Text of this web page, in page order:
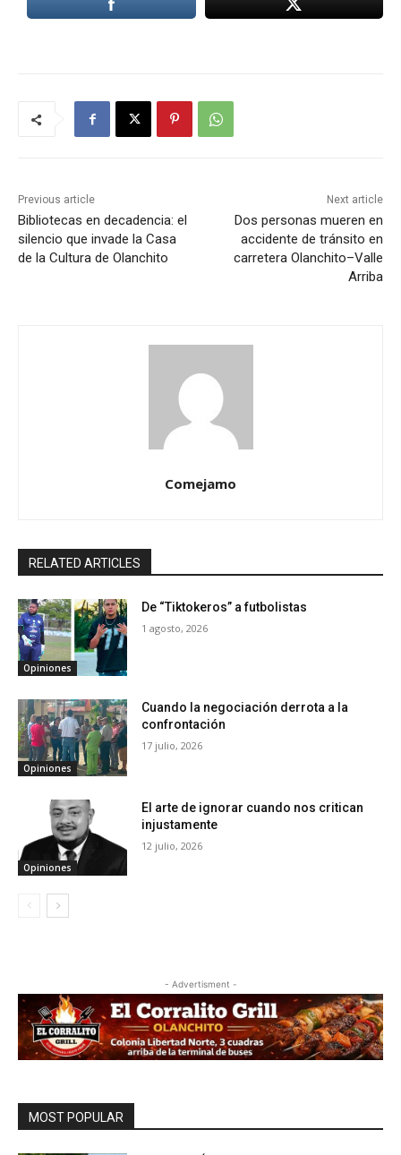
Previous article
Bibliotecas en decadencia: el
silencio que invade la Casa
de la Cultura de Olanchito
Next article
Dos personas mueren en
accidente de tránsito en
carretera Olanchito–Valle
Arriba
Comejamo
RELATED ARTICLES
Opiniones
De “Tiktokeros” a futbolistas
1 agosto, 2026
Opiniones
Cuando la negociación derrota a la
confrontación
17 julio, 2026
Opiniones
El arte de ignorar cuando nos critican
injustamente
12 julio, 2026
- Advertisment -
MOST POPULAR